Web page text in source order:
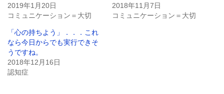
2019年1月20日
コミュニケーション＝大切
2018年11月7日
コミュニケーション＝大切
「心の持ちよう」．．．これ
なら今日からでも実行できそ
うですね。
2018年12月16日
認知症